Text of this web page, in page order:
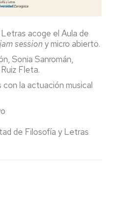
acoge el Aula de
jam sessiony micro abierto.
Sonia Sanromán,
Fleta.
la actuación musical
de Filosofía y Letras